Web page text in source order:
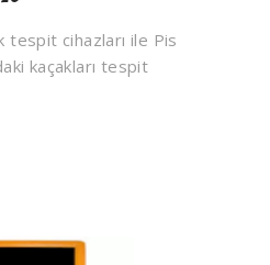
tespit cihazları ile Pis
kaçakları tespit